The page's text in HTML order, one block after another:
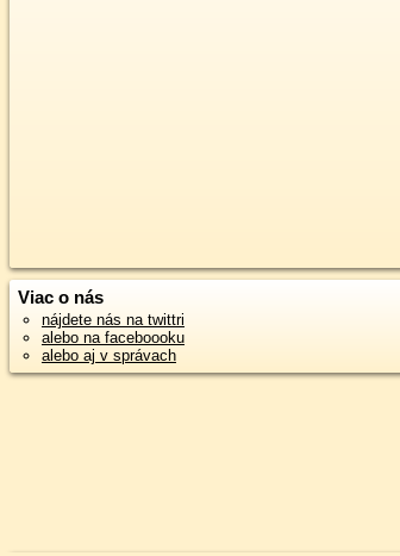
Viac o nás
nájdete nás na twittri
alebo na faceboooku
alebo aj v správach